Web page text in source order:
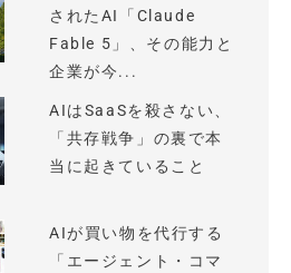
されたAI「Claude
Fable 5」、その能力と
企業が今...
AIはSaaSを殺さない、
「共存戦争」の裏で本
当に起きていること
AIが買い物を代行する
「エージェント・コマ